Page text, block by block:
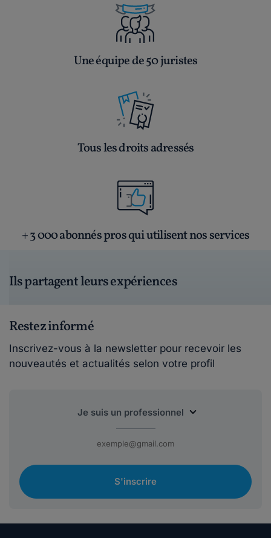
Une équipe de 50 juristes
Tous les droits adressés
+ 3 000 abonnés pros qui utilisent nos services
Ils partagent leurs expériences
Restez informé
Inscrivez-vous à la newsletter pour recevoir les
nouveautés et actualités selon votre profil
S'inscrire